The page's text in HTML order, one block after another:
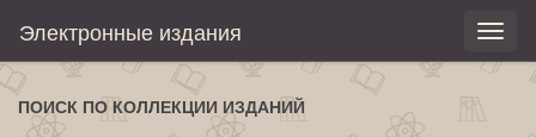
Электронные издания
ПОИСК ПО КОЛЛЕКЦИИ ИЗДАНИЙ